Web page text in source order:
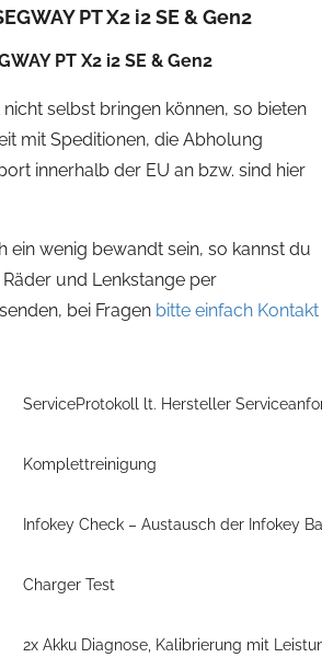
PT X2 i2 SE & Gen2
PT X2 i2 SE & Gen2
selbst bringen können, so bieten
mit Speditionen, die Abholung
innerhalb der EU an bzw. sind hier
ein wenig bewandt sein, so kannst du
und Lenkstange per
bei Fragen bitte einfach Kontakt
ServiceProtokoll lt. Hersteller
Komplettreinigung
Infokey Check – Austausch der Infokey
Charger Test
2x Akku Diagnose, Kalibrierung mit